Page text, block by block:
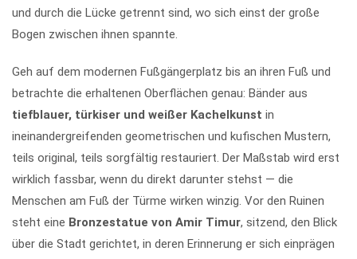
und durch die Lücke getrennt sind, wo sich einst der große
Bogen zwischen ihnen spannte.
Geh auf dem modernen Fußgängerplatz bis an ihren Fuß und
betrachte die erhaltenen Oberflächen genau: Bänder aus
tiefblauer, türkiser und weißer Kachelkunst in
ineinandergreifenden geometrischen und kufischen Mustern,
teils original, teils sorgfältig restauriert. Der Maßstab wird erst
wirklich fassbar, wenn du direkt darunter stehst — die
Menschen am Fuß der Türme wirken winzig. Vor den Ruinen
steht eine Bronzestatue von Amir Timur, sitzend, den Blick
über die Stadt gerichtet, in deren Erinnerung er sich einprägen